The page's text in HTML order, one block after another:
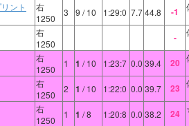
ント
右
1250
3 9 / 10 1:29:0 7.744.8 -1
右
1250
-
右
1250
1 1 / 10 1:23:7 0.0 39.4 20
右
1250
2 1 / 10 1:22:0 0.0 39.7 23
右
1250
1 1 / 8 1:20:8 0.0 38.2 24